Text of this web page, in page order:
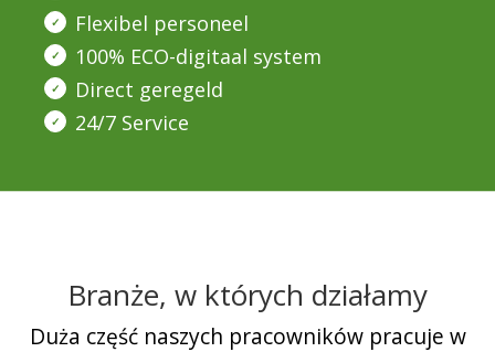
Flexibel personeel
100% ECO-digitaal system
Direct geregeld
24/7 Service
Branże, w których działamy
Duża część naszych pracowników pracuje w